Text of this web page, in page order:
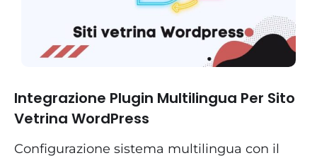
Integrazione Plugin Multilingua Per Sito
Vetrina WordPress
Configurazione sistema multilingua con il